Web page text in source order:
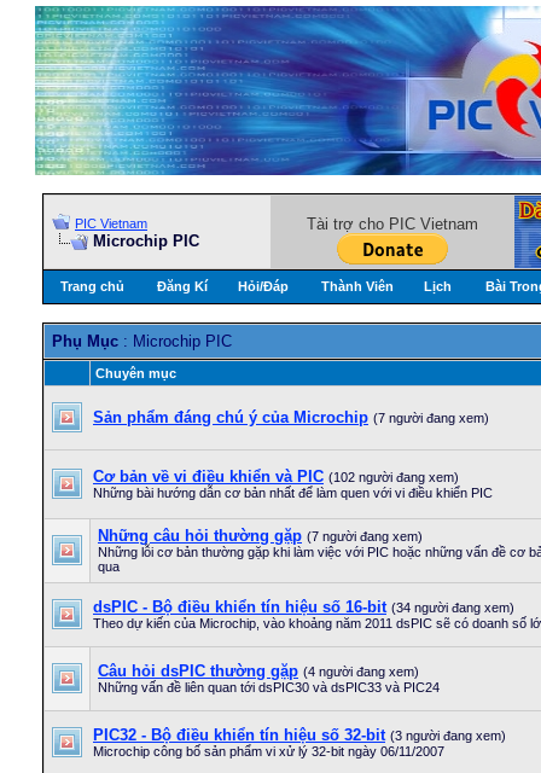
PIC Vietnam
Microchip PIC
Tài trợ cho PIC Vietnam
Trang chủ Đăng Kí Hỏi/Ðáp Thành Viên Lịch Bài
Phụ Mục : Microchip PIC
Chuyên mục
Sản phẩm đáng chú ý của Microchip (7 người đang xem)
Cơ bản về vi điều khiển và PIC (102 người đang xem)
Những bài hướng dẫn cơ bản nhất để làm quen với vi điều khiển PIC
Những câu hỏi thường gặp (7 người đang xem)
Những lỗi cơ bản thường gặp khi làm việc với PIC hoặc những vấn đề cơ
qua
dsPIC - Bộ điều khiển tín hiệu số 16-bit (34 người đang xem)
Theo dự kiến của Microchip, vào khoảng năm 2011 dsPIC sẽ có doanh số
Câu hỏi dsPIC thường gặp (4 người đang xem)
Những vấn đề liên quan tới dsPIC30 và dsPIC33 và PIC24
PIC32 - Bộ điều khiển tín hiệu số 32-bit (3 người đang xem)
Microchip công bố sản phẩm vi xử lý 32-bit ngày 06/11/2007